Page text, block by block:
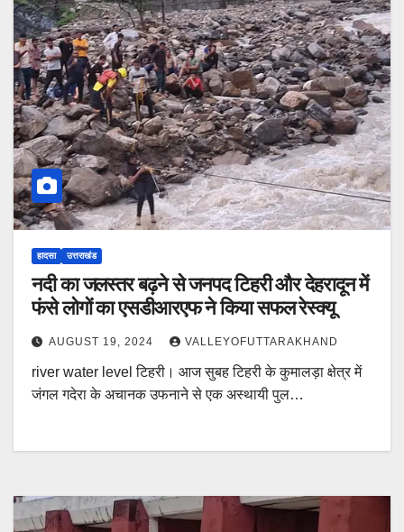
हादसा उत्तराखंड
नदी का जलस्तर बढ़ने से जनपद टिहरी और देहरादून में
फंसे लोगों का एसडीआरएफ ने किया सफल रेस्क्यू
AUGUST 19, 2024 VALLEYOFUTTARAKHAND
river water level टिहरी। आज सुबह टिहरी के कुमालड़ा क्षेत्र में
जंगल गदेरा के अचानक उफनाने से एक अस्थायी पुल…